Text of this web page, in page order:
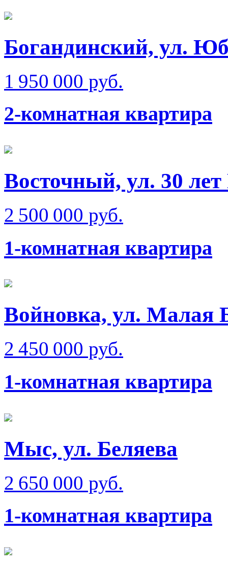
Богандинский, ул.
1 950 000 руб.
2-комнатная квартира
Восточный, ул. 30
2 500 000 руб.
1-комнатная квартира
Войновка, ул. Малая
2 450 000 руб.
1-комнатная квартира
Мыс, ул. Беляева
2 650 000 руб.
1-комнатная квартира